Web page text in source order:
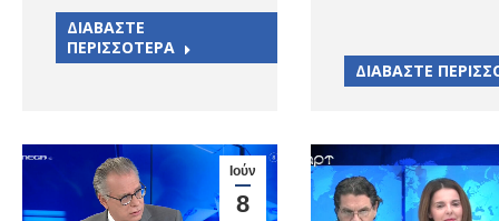
ΔΙΑΒΑΣΤΕ
ΠΕΡΙΣΣΟΤΕΡΑ
ΔΙΑΒΑΣΤΕ
Ιούν
8